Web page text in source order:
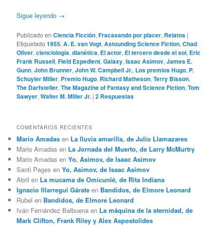
Sigue leyendo →
Publicado en Ciencia Ficción,Fracasando por placer, Relatos |
Etiquetado 1955,A. E. van Vogt,Astounding Science Fiction,Chad
Oliver,cienciología,dianética, El actor, El tercero desde el sol, Eric
Frank Russell,Field Expedient,Galaxy,Isaac Asimov,James E.
Gunn,John Brunner,John W. Campbell Jr., Los premios Hugo, P.
Schuyler Miller, Premio Hugo, Richard Matheson,Terry Bisson,
The Darfsteller,The Magazine of Fantasy and Science Fiction,Tom
Sawyer,Walter M. Miller Jr. |2 Respuestas
COMENTARIOS RECIENTES
Mario Amadas en La lluvia amarilla, de Julio Llamazares
Mario Amadas en La Jornada del Muerto, de Larry McMurtry
Mario Amadas enYo, Asimov, de Isaac Asimov
Santi Pages enYo, Asimov, de Isaac Asimov
Abril en La mucama de Omicunlé, de Rita Indiana
Ignacio Illarregui Gárate en Bandidos, de Elmore Leonard
Rubel en Bandidos, de Elmore Leonard
Iván Fernández Balbuena en La máquina de la eternidad, de
Mark Clifton, Frank Riley y Alex Aspostolides